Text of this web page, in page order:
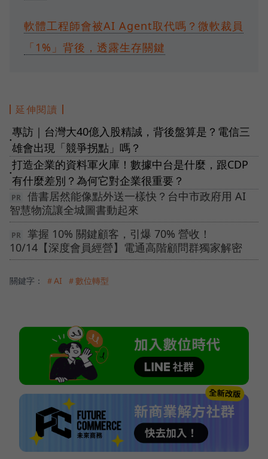
軟體工程師會被AI Agent取代嗎？微軟裁員
「1%」背後，透露生存關鍵
延伸閱讀
●
專訪｜台灣大40億入股精誠，背後盤算是？電信三
雄會出現「競爭拐點」嗎？
●
打造企業的資料軍火庫！數據中台是什麼，跟CDP
有什麼差別？為何它對企業很重要？
借書居然能像點外送一樣快？台中市政府用 AI
智慧物流讓全城圖書動起來
掌握 10% 關鍵顧客，引爆 70% 營收！
10/14【深度會員經營】電通高階顧問群獨家解密
關鍵字： ＃AI ＃數位轉型